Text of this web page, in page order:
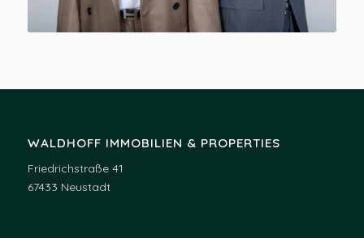
WALDHOFF IMMOBILIEN & PROPERTIES
Friedrichstraße 41
67433 Neustadt